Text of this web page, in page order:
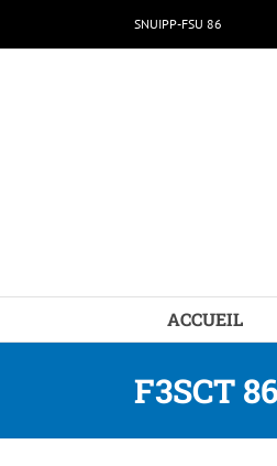
au
SNUIPP-FSU 86
ACCUEIL
F3SCT